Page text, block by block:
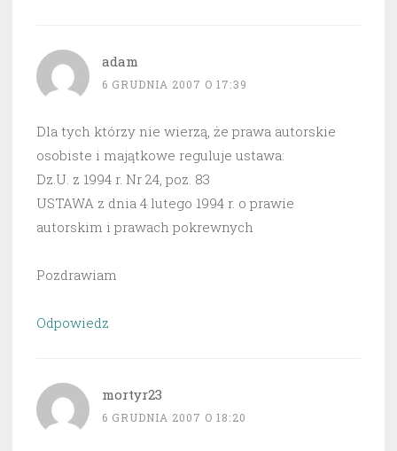
adam
6 GRUDNIA 2007 O 17:39
Dla tych którzy nie wierzą, że prawa autorskie
osobiste i majątkowe reguluje ustawa:
Dz.U. z 1994 r. Nr 24, poz. 83
USTAWA z dnia 4 lutego 1994 r. o prawie
autorskim i prawach pokrewnych
Pozdrawiam
Odpowiedz
mortyr23
6 GRUDNIA 2007 O 18:20